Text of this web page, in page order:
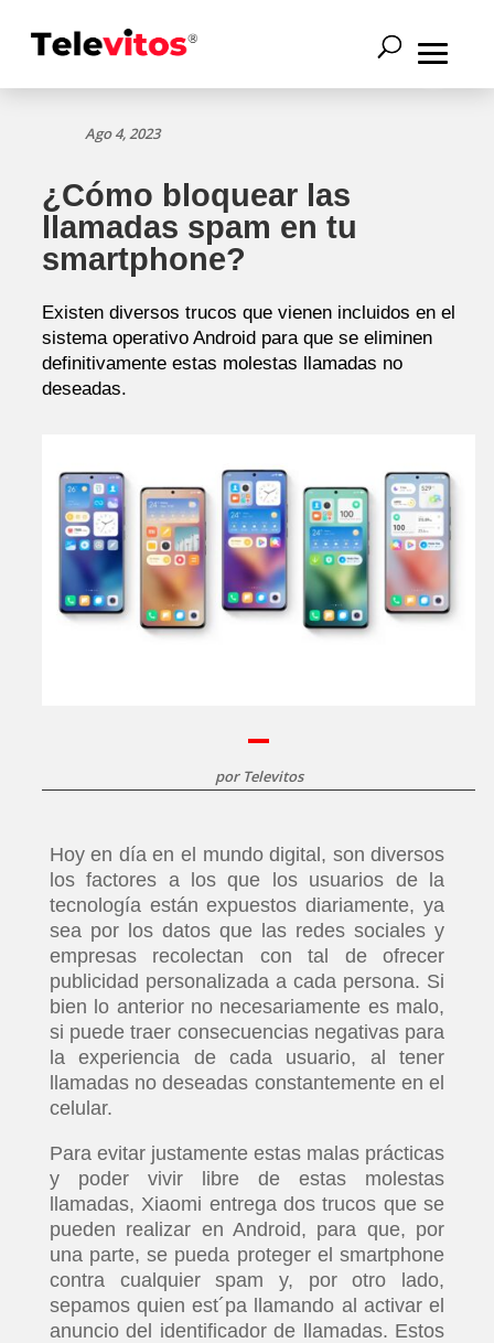
Ago 4, 2023
¿Cómo bloquear las
llamadas spam en tu
smartphone?
Existen diversos trucos que vienen incluidos en el
sistema operativo Android para que se eliminen
definitivamente estas molestas llamadas no
deseadas.
por Televitos
Hoy en día en el mundo digital, son diversos
los factores a los que los usuarios de la
tecnología están expuestos diariamente, ya
sea por los datos que las redes sociales y
empresas recolectan con tal de ofrecer
publicidad personalizada a cada persona. Si
bien lo anterior no necesariamente es malo,
si puede traer consecuencias negativas para
la experiencia de cada usuario, al tener
llamadas no deseadas constantemente en el
celular.
Para evitar justamente estas malas prácticas
y poder vivir libre de estas molestas
llamadas, Xiaomi entrega dos trucos que se
pueden realizar en Android, para que, por
una parte, se pueda proteger el smartphone
contra cualquier spam y, por otro lado,
sepamos quien est´pa llamando al activar el
anuncio del identificador de llamadas. Estos